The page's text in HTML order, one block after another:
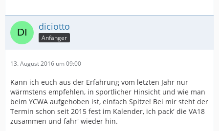
diciotto
Anfänger
13. August 2016 um 09:00
Kann ich euch aus der Erfahrung vom letzten Jahr nur
wärmstens empfehlen, in sportlicher Hinsicht und wie man
beim YCWA aufgehoben ist, einfach Spitze! Bei mir steht der
Termin schon seit 2015 fest im Kalender, ich pack' die VA18
zusammen und fahr' wieder hin.